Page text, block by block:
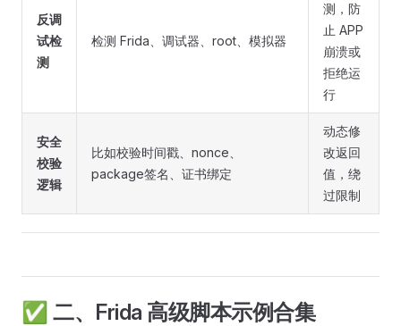
反调
试检
测
检测 Frida、调试器、root、模拟器
测，防
止 APP
崩溃或
拒绝运
行
安全
校验
逻辑
比如校验时间戳、nonce、
package签名、证书绑定
动态修
改返回
值，绕
过限制
✅ 二、Frida 高级脚本示例合集